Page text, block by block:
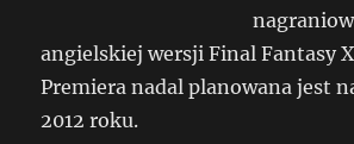
angielskiej wersji Final Fantasy
Premiera nadal planowana jest
2012 roku.